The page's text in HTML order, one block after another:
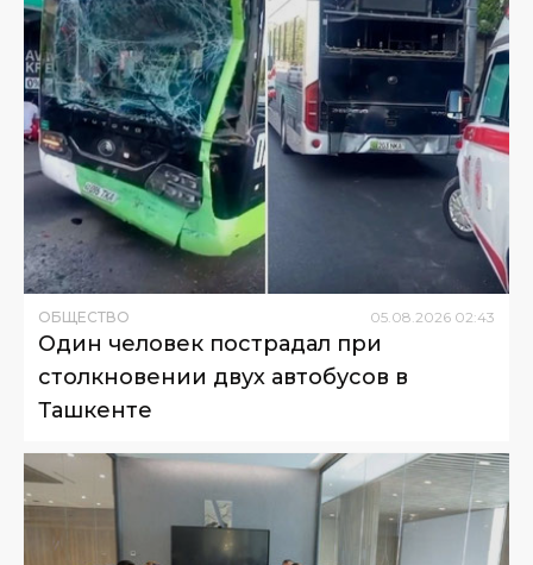
ОБЩЕСТВО 05.08.2026 02:43
Один человек пострадал при
столкновении двух автобусов в
Ташкенте